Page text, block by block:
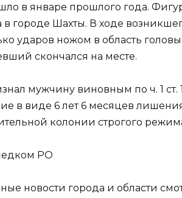
в январе прошлого года.
в городе Шахты. В ходе
ударов ножом в область
скончался на месте.
мужчину виновным по ч. 1 ст.
в виде 6 лет 6 месяцев
колонии строгого
РО
новости города и области